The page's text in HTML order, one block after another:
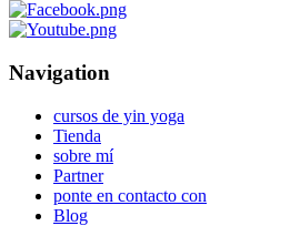
Navigation
cursos de yin yoga
Tienda
sobre mí
Partner
ponte en contacto con
Blog